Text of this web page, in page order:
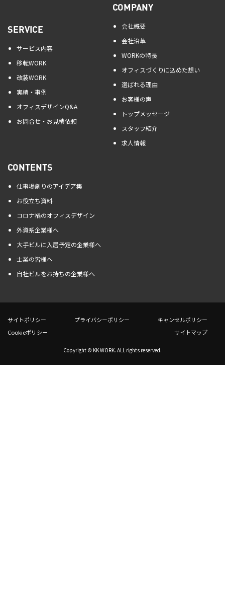
SERVICE
サービス内容
移転WORK
改装WORK
実績・事例
オフィスデザインQ&A
お問合せ・お見積依頼
COMPANY
会社概要
会社沿革
WORKの特長
オフィスづくりに込めた想い
選ばれる理由
お客様の声
トップメッセージ
スタッフ紹介
求人情報
CONTENTS
仕事場創りのアイデア集
お役立ち資料
コロナ禍のオフィスデザイン
外資系企業様へ
大手ビルに入居予定の企業様へ
士業の皆様へ
自社ビルをお持ちの企業様へ
サイトポリシー プライバシーポリシー
キャンセルポリシー
Cookieポリシー
サイトマップ
Copyright © KK WORK. ALL rights reserved.